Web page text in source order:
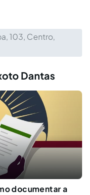
103, Centro,
Dantas
documentar a